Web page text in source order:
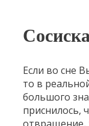
Если во сне
то в
большого
приснилось,